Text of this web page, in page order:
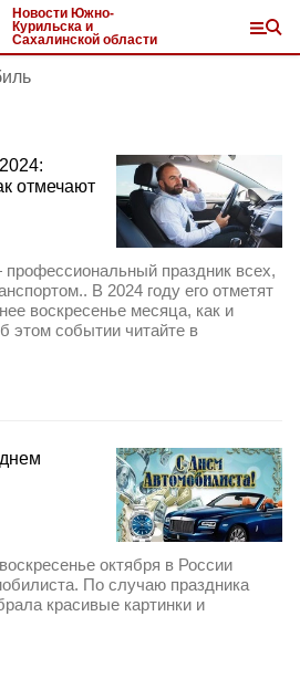
Новости Южно-
Курильска и
Сахалинской области
отмечают
праздник всех,
В 2024 году его отметят
воскресенье месяца, как и
этом событии читайте в
октября в России
По случаю праздника
красивые картинки и